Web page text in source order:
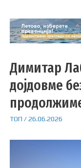
Димитар
дојдовме
ТОП /26.06.2026